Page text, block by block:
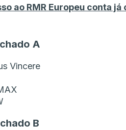
ao RMR Europeu conta já
A
Vincere
B